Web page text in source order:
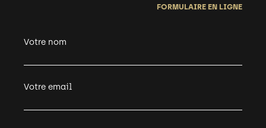
FORMULAIRE EN LIGNE
Votre nom
Votre email